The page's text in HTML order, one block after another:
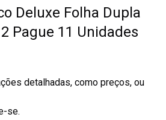
Deluxe Folha Dupla
Pague 11 Unidades
detalhadas, como preços, ou
se.